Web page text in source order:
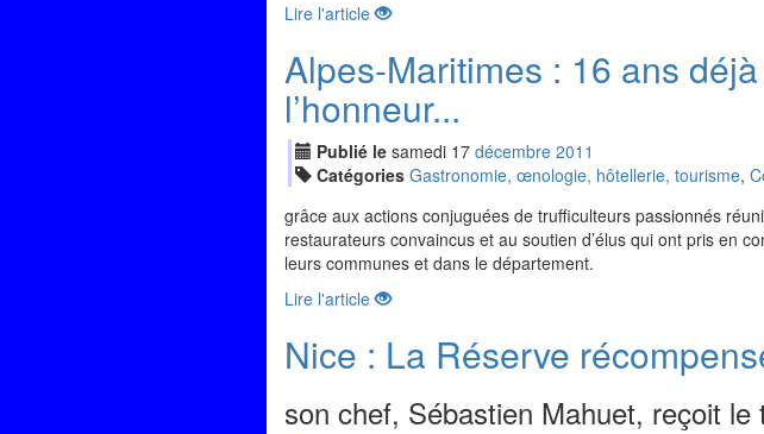
Lire l'article
Alpes-Maritimes : 16 ans
l’honneur...
Publié le samedi 17 décembre 2011
Catégories Gastronomie, œnologie, hôtellerie, tourisme,
grâce aux actions conjuguées de trufficulteurs passionnés
restaurateurs convaincus et au soutien d’élus qui ont pris en
leurs communes et dans le département.
Lire l'article
Nice : La Réserve
son chef, Sébastien Mahuet, reçoit